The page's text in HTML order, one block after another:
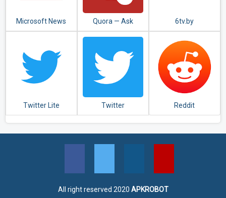
Microsoft News
Quora — Ask
Questions, Get
6tv.by
Twitter Lite Twitter Reddit
All right reserved 2020 APKROBOT